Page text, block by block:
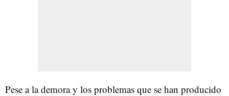
Pese a la demora y los problemas que se han producido